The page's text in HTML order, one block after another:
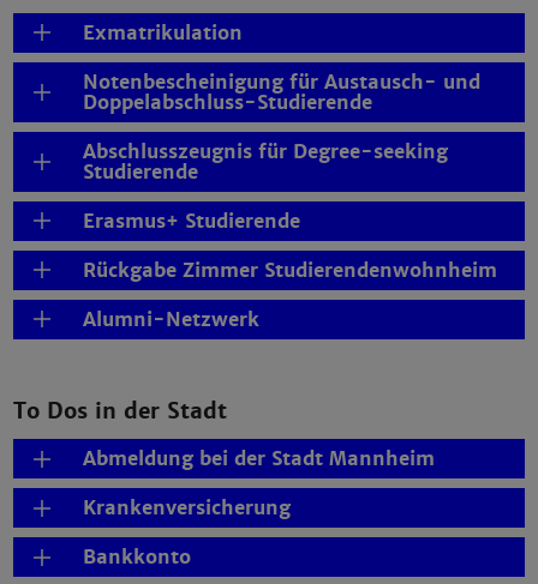
Exmatrikulation
Notenbescheinigung für Austausch- und
Doppelabschluss-Studierende
Abschlusszeugnis für Degree-seeking
Studierende
Erasmus+ Studierende
Rückgabe Zimmer Studierendenwohnheim
Alumni-Netzwerk
To Dos in der Stadt
Abmeldung bei der Stadt Mannheim
Krankenversicherung
Bankkonto